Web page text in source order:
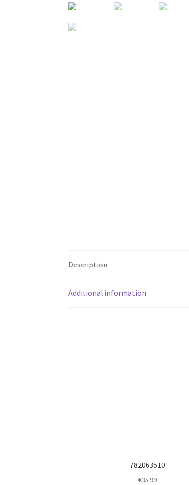
Description
Additional information
782063510
€35.99